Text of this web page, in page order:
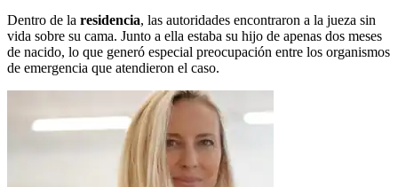
Dentro de la residencia, las autoridades encontraron a la jueza sin
vida sobre su cama. Junto a ella estaba su hijo de apenas dos meses
de nacido, lo que generó especial preocupación entre los organismos
de emergencia que atendieron el caso.